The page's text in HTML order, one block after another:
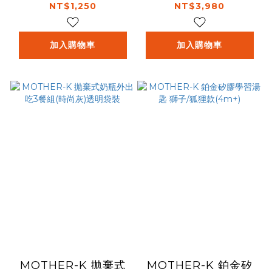
NT$1,250
加入購物車
NT$3,980
加入購物車
MOTHER-K 拋棄式
MOTHER-K 鉑金矽